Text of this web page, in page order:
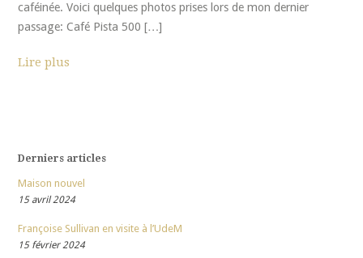
caféinée. Voici quelques photos prises lors de mon dernier
passage: Café Pista 500 […]
Lire plus
Derniers articles
Maison nouvel
15 avril 2024
Françoise Sullivan en visite à l’UdeM
15 février 2024